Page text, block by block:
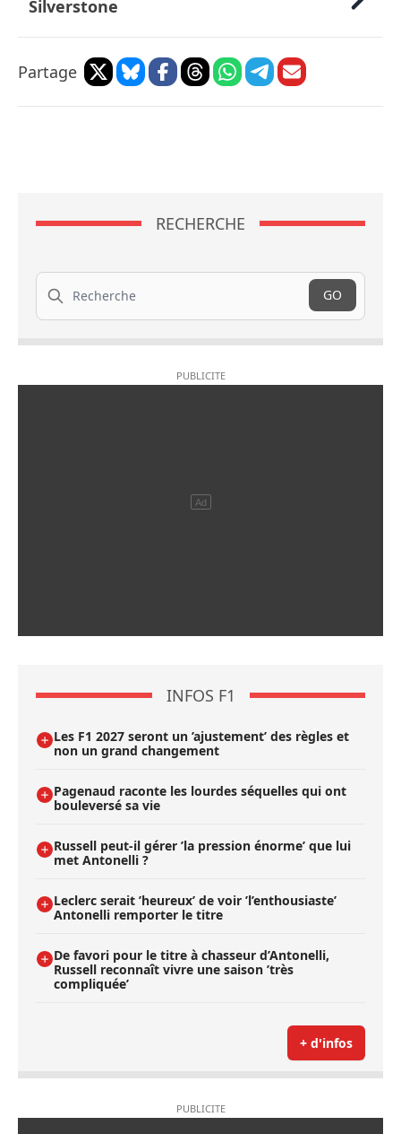
Silverstone
Partage
RECHERCHE
Recherche
GO
INFOS F1
Les F1 2027 seront un ’ajustement’ des règles et
non un grand changement
Pagenaud raconte les lourdes séquelles qui ont
bouleversé sa vie
Russell peut-il gérer ’la pression énorme’ que lui
met Antonelli ?
Leclerc serait ’heureux’ de voir ’l’enthousiaste’
Antonelli remporter le titre
De favori pour le titre à chasseur d’Antonelli,
Russell reconnaît vivre une saison ’très
compliquée’
+ d'infos